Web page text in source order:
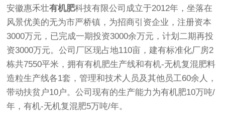
安徽惠禾壮有机肥科技有限公司成立于2012年，坐落在
风景优美的无为市严桥镇，为招商引资企业，注册资本
3000万元，已完成一期投资3000余万元，计划二期再投
资3000万元。公司厂区现占地110亩，建有标准化厂房2
栋共7550平米，拥有有机肥生产线和有机-无机复混肥料
造粒生产线各1套，管理和技术人员及其他员工60余人，
带动扶贫户10户。公司现有的生产能力为有机肥10万吨/
年，有机-无机复混肥5万吨/年。